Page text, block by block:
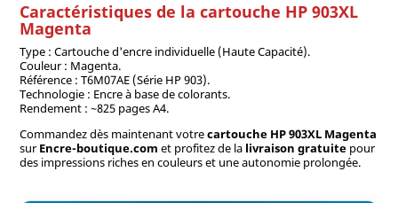
Caractéristiques de la cartouche HP 903XL
Magenta
Type : Cartouche d'encre individuelle (Haute Capacité).
Couleur : Magenta.
Référence : T6M07AE (Série HP 903).
Technologie : Encre à base de colorants.
Rendement : ~825 pages A4.
Commandez dès maintenant votrecartouche HP 903XL Magenta
surEncre-boutique.com et profitez de la livraison gratuitepour
des impressions riches en couleurs et une autonomie prolongée.